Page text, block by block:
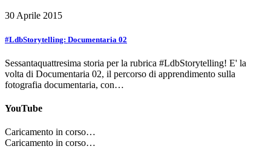
30 Aprile 2015
#LdbStorytelling: Documentaria 02
Sessantaquattresima storia per la rubrica #LdbStorytelling! E' la
volta di Documentaria 02, il percorso di apprendimento sulla
fotografia documentaria, con…
YouTube
Caricamento in corso…
Caricamento in corso…